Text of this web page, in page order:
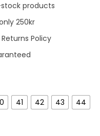
products
250kr
Policy
41 42 43
44